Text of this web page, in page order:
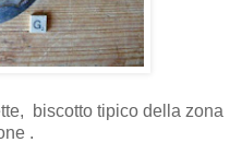
biscotto tipico della zona
.